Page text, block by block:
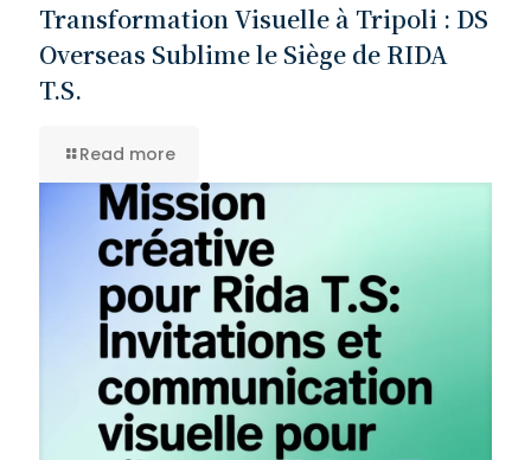
Transformation Visuelle à Tripoli : DS
Overseas Sublime le Siège de RIDA
T.S.
Read more